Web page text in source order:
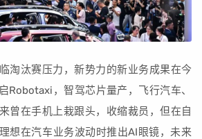
淘汰赛压力，新势力的新业务成果在今
Robotaxi，智驾芯片量产，飞行汽车、
曾在手机上栽跟头，收缩裁员，但在自
想在汽车业务波动时推出AI眼镜，未来